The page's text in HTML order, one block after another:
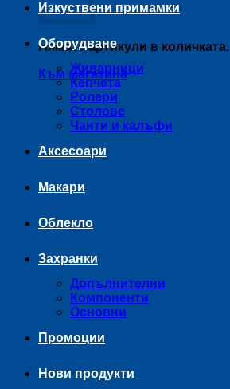
Нямате артикули в количката.
Към магазина
Изкуствени примамки
Оборудване
Живарници
Кепчета
Ролери
Столове
Чанти и калъфи
Аксесоари
Макари
Облекло
Захранки
Допълнителни
Компоненти
Основни
Промоции
Нови продукти